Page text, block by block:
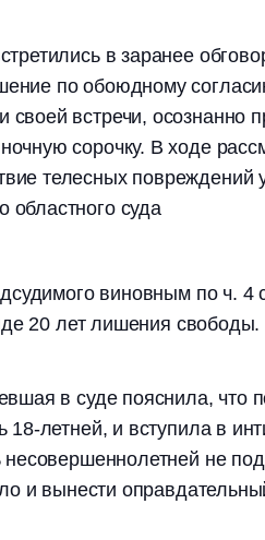
в заранее
по обоюдному
своей встречи, осознанно
сорочку. В ходе
телесных повреждений
областного суда
виновным по ч. 4
20 лет лишения свободы.
в суде пояснила, что
летней, и вступила в
не
и вынести